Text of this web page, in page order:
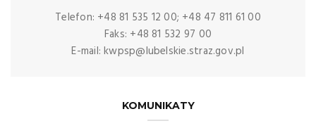
Telefon: +48 81 535 12 00; +48 47 811 61 00
Faks: +48 81 532 97 00
E-mail: kwpsp@lubelskie.straz.gov.pl
KOMUNIKATY